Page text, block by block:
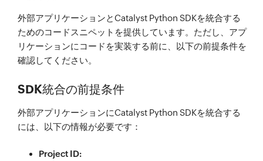
外部アプリケーションとCatalyst Python SDKを統合する
ためのコードスニペットを提供しています。ただし、アプ
リケーションにコードを実装する前に、以下の前提条件を
確認してください。
SDK統合の前提条件
外部アプリケーションにCatalyst Python SDKを統合する
には、以下の情報が必要です：
Project ID: